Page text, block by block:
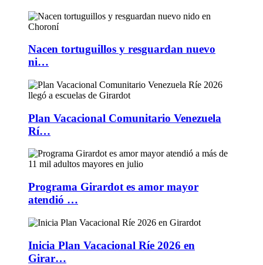
Nacen tortuguillos y resguardan nuevo
ni…
Plan Vacacional Comunitario Venezuela
Rí…
Programa Girardot es amor mayor
atendió …
Inicia Plan Vacacional Ríe 2026 en
Girar…